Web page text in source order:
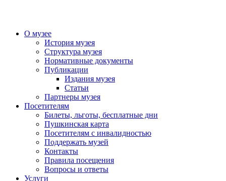
О музее
История музея
Структура музея
Нормативные документы
Публикации
Издания музея
Статьи
Партнеры музея
Посетителям
Билеты, льготы, бесплатные дни
Пушкинская карта
Посетителям с инвалидностью
Поддержать музей
Контакты
Правила посещения
Вопросы и ответы
Услуги